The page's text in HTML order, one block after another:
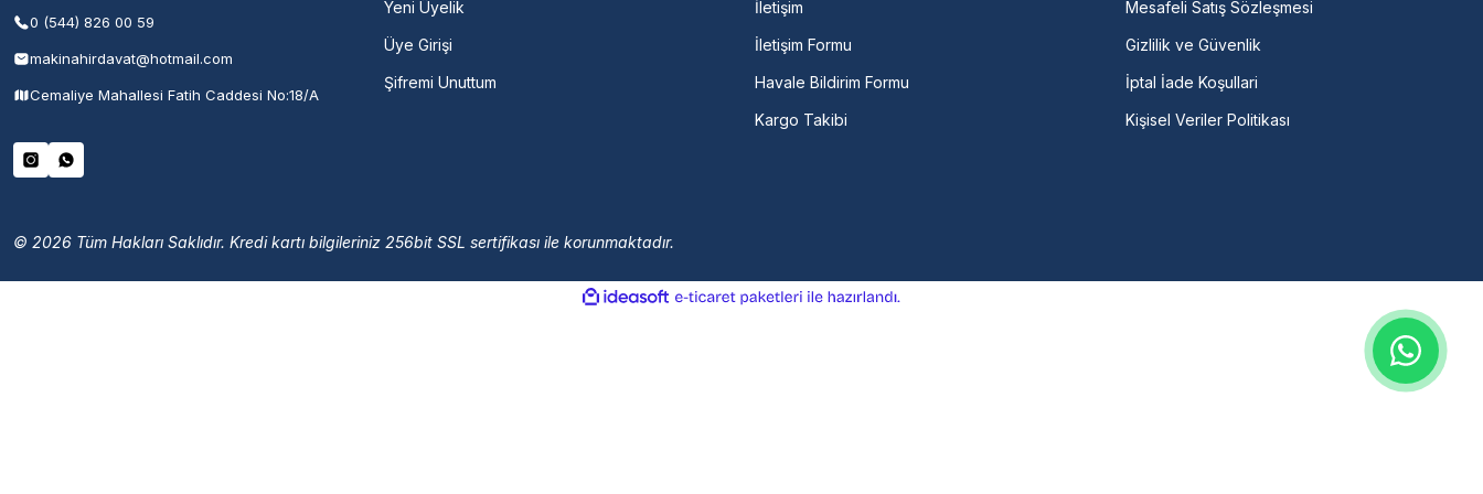
0 (544) 826 00 59
makinahirdavat@hotmail.com
Cemaliye Mahallesi Fatih Caddesi No:18/A
Yeni Üyelik
Üye Girişi
Şifremi Unuttum
İletişim
İletişim Formu
Havale Bildirim Formu
Kargo Takibi
Mesafeli Satış Sözleşmesi
Gizlilik ve Güvenlik
İptal İade Koşullari
Kişisel Veriler Politikası
© 2026 Tüm Hakları Saklıdır. Kredi kartı bilgileriniz 256bit SSL sertifikası ile korunmaktadır.
ideasoft
e-